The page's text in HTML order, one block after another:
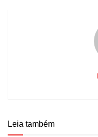
Leia também